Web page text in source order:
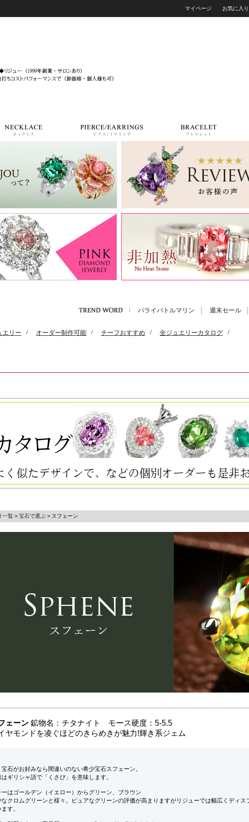
マイページ お気に入
パライバトルマリン 週末セール
エリー / オーダー制作可能 / チーフおすすめ / 全ジュエリーカタログ /
一覧 > 宝石で選ぶ > スフェーン
ェーン 鉱物名：チタナイト モース硬度：5-5.5
ヤモンドを凌ぐほどのきらめきが魅力!輝き系ジェム
宝石がお好みなら間違いのない希少宝石スフェーン。
ギリシャ語で「くさび」を意味します。
ーはゴールデン（イエロー）からグリーン、ブラウン
なクロムグリーンと様々。ピュアなグリーンの評価が高まりますがリジューでは幅広くディ
す。